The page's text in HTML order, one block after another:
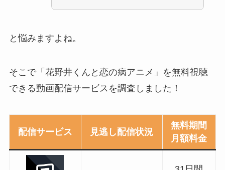
と悩みますよね。
そこで「花野井くんと恋の病アニメ」を無料視聴
できる動画配信サービスを調査しました！
配信サービス 見逃し配信状況
無料期間
月額料金